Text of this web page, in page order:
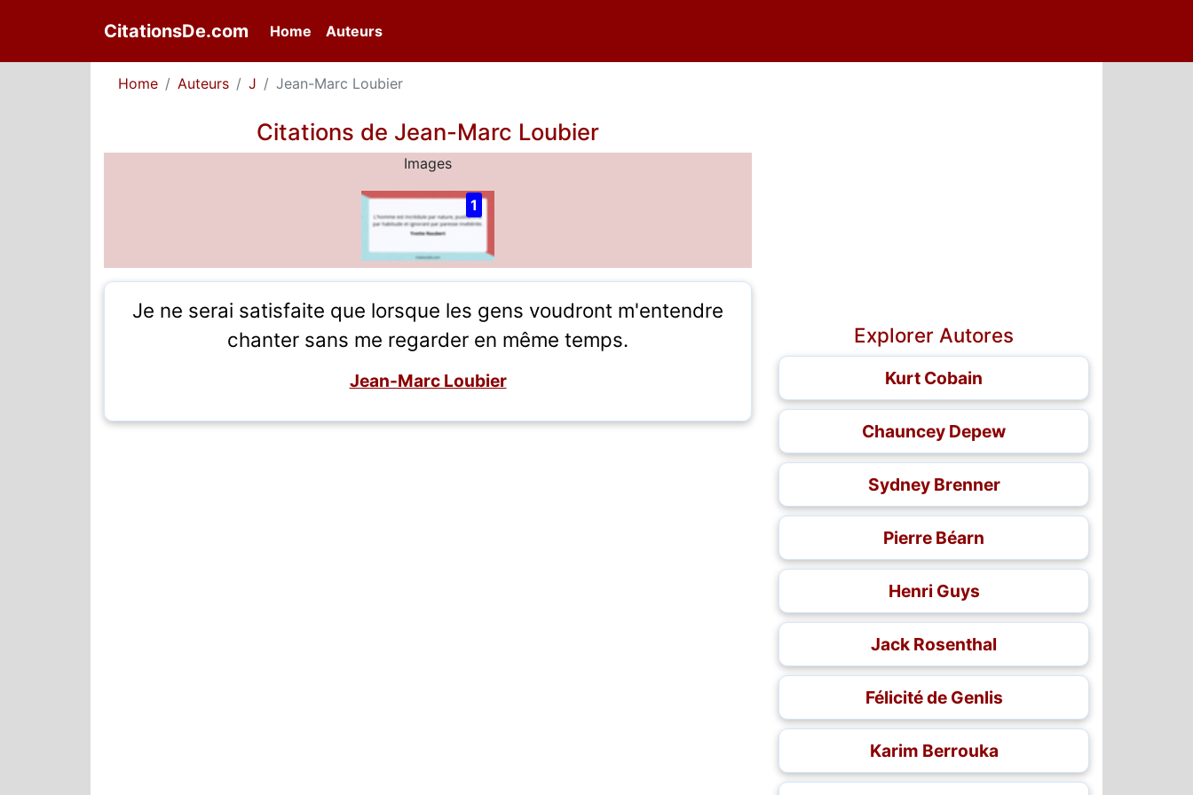
CitationsDe.com Home (current)
Auteurs
Home Auteurs J Jean-Marc Loubier
Citations de Jean-Marc Loubier
Images
1
Je ne serai satisfaite que lorsque les gens voudront m'entendre
chanter sans me regarder en même temps.
Jean-Marc Loubier
Explorer Autores
Kurt Cobain
Chauncey Depew
Sydney Brenner
Pierre Béarn
Henri Guys
Jack Rosenthal
Félicité de Genlis
Karim Berrouka